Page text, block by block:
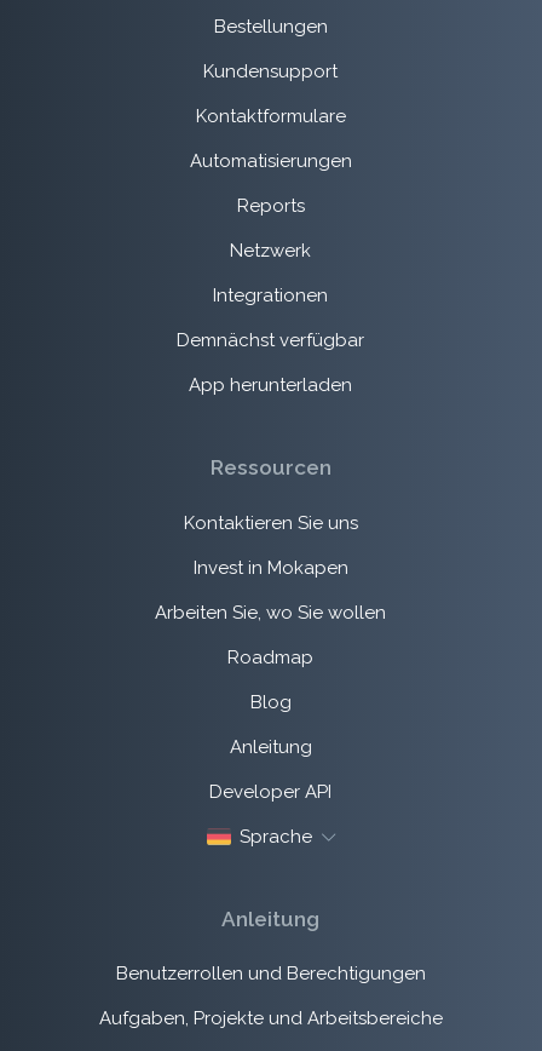
Bestellungen
Kundensupport
Kontaktformulare
Automatisierungen
Reports
Netzwerk
Integrationen
Demnächst verfügbar
App herunterladen
Ressourcen
Kontaktieren Sie uns
Invest in Mokapen
Arbeiten Sie, wo Sie wollen
Roadmap
Blog
Anleitung
Developer API
Sprache
Anleitung
Benutzerrollen und Berechtigungen
Aufgaben, Projekte und Arbeitsbereiche